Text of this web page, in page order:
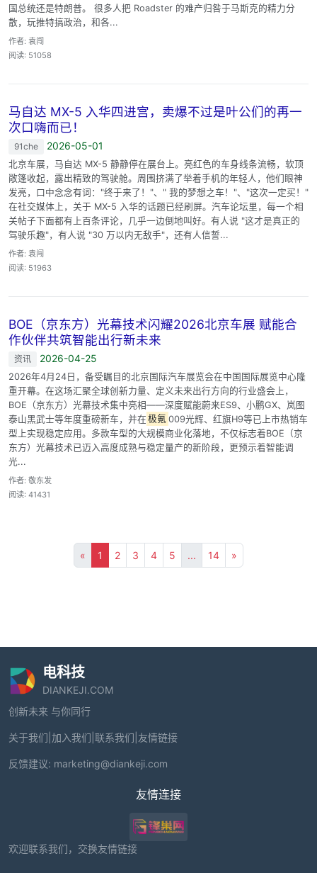
国总统还是特朗普。 很多人把 Roadster 的难产归咎于马斯克的精力分
散，玩推特搞政治，和各...
作者: 袁闯
阅读: 51058
马自达 MX-5 入华四进宫，卖爆不过是叶公们的再一
次口嗨而已！
91che 2026-05-01
北京车展，马自达 MX-5 静静停在展台上。亮红色的车身线条流畅，软顶
敞篷收起，露出精致的驾驶舱。周围挤满了举着手机的年轻人，他们眼神
发亮，口中念念有词："终于来了！"、" 我的梦想之车！"、"这次一定买！"
在社交媒体上，关于 MX-5 入华的话题已经刷屏。汽车论坛里，每一个相
关帖子下面都有上百条评论，几乎一边倒地叫好。有人说 "这才是真正的
驾驶乐趣"，有人说 "30 万以内无敌手"，还有人信誓...
作者: 袁闯
阅读: 51963
BOE（京东方）光幕技术闪耀2026北京车展 赋能合
作伙伴共筑智能出行新未来
资讯 2026-04-25
2026年4月24日，备受瞩目的北京国际汽车展览会在中国国际展览中心隆
重开幕。在这场汇聚全球创新力量、定义未来出行方向的行业盛会上，
BOE（京东方）光幕技术集中亮相——深度赋能蔚来ES9、小鹏GX、岚图
泰山黑武士等年度重磅新车，并在 极氪 009光辉、红旗H9等已上市热销车
型上实现稳定应用。多款车型的大规模商业化落地，不仅标志着BOE（京
东方）光幕技术已迈入高度成熟与稳定量产的新阶段，更预示着智能调
光...
作者: 敬东发
阅读: 41431
« 1 2 3 4 5 ... 14 »
电科技
DIANKEJI.COM
创新未来 与你同行
关于我们 加入我们 联系我们 友情链接
反馈建议: marketing@diankeji.com
友情连接
欢迎联系我们，交换友情链接